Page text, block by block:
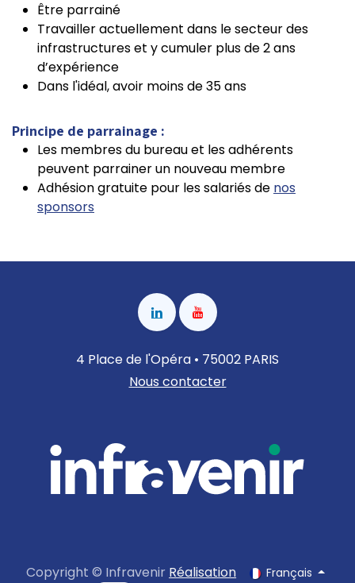
Être parrainé
Travailler actuellement dans le secteur des
infrastructures et y cumuler plus de 2 ans
d’expérience
Dans l'idéal, avoir moins de 35 ans
Principe de parrainage :
Les membres du bureau et les adhérents
peuvent parrainer un nouveau membre
Adhésion gratuite pour les salariés de nos
sponsors
4 Place de l'Opéra • 75002 PARIS
Nous contacter
Copyright © Infravenir Réalisation
Français